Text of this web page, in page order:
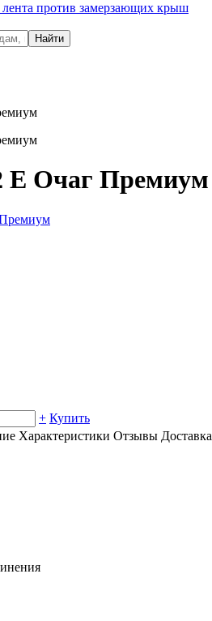
против замерзающих крыш
Е Очаг Премиум
+ Купить
Характеристики Отзывы Доставка